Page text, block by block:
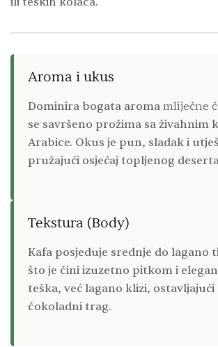
Aroma i ukus
Dominira bogata aroma mliječne
se savršeno prožima sa živahnim
Arabice. Okus je pun, sladak i
pružajući osjećaj topljenog
Tekstura (Body)
Kafa posjeduje srednje do lagano
što je čini izuzetno pitkom i
teška, već lagano klizi,
čokoladni trag.